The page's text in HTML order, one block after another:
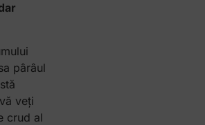
pârâul
veți
crud al